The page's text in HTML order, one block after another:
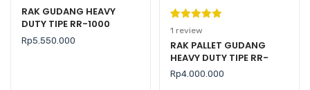
RAK GUDANG HEAVY
DUTY TIPE RR-1000
Rp5.550.000
Peringkat
5.00dari 5
berdasarka
n
1
penilaian
1 review
RAK PALLET GUDANG
HEAVY DUTY TIPE RR-
2000 KAPASITAS 2 TON /
LEVEL
Rp4.000.000